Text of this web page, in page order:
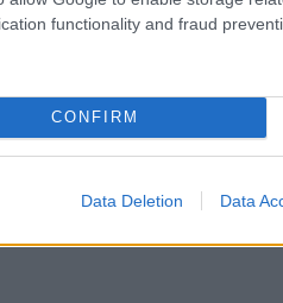
functionality and fraud
CONFIRM
Data Deletion Data